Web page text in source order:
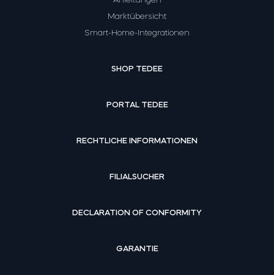
Marktübersicht
Smart-Home-Integrationen
SHOP TEDEE
PORTAL TEDEE
RECHTLICHE INFORMATIONEN
FILIALSUCHER
DECLARATION OF CONFORMITY
GARANTIE